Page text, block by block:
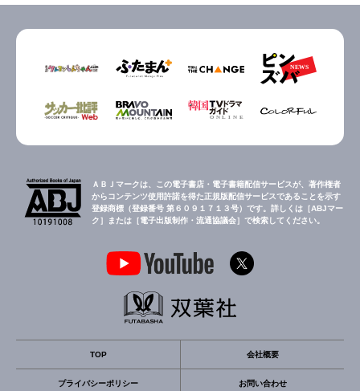
ＡＢＪマークは、この電子書店・電子書籍配信サービスが、著作権者
からコンテンツ使用許諾を得た正規版配信サービスであることを示す
登録商標（登録番号 第６０９１７１３号）です。詳しくは［ABJマー
ク］または［電子出版制作・流通協議会］で検索してください。
TOP 会社概要
プライバシーポリシー お問い合わせ